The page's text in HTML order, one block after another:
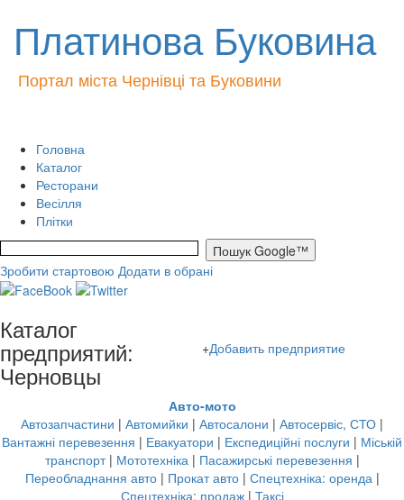
Платинова Буковина
Портал міста Чернівці та Буковини
Головна
Каталог
Ресторани
Весілля
Плітки
Зробити стартовою Додати в обрані
Каталог
предприятий:
Черновцы
+Добавить предприятие
Авто-мото
Автозапчастини | Автомийки | Автосалони | Автосервіс, СТО |
Вантажні перевезення | Евакуатори | Експедиційні послуги | Міській
транспорт| Мототехніка| Пасажирські перевезення |
Переобладнання авто| Прокат авто| Спецтехніка: оренда|
Спецтехніка: продаж| Таксі